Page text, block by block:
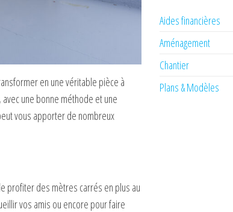
en une véritable pièce à
une bonne méthode et une
vous apporter de nombreux
profiter des mètres carrés en plus au
vos amis ou encore pour faire
Aides financières
Aménagement
Chantier
Plans & Modèles